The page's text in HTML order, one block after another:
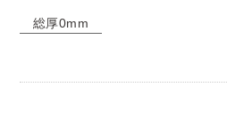
総厚0mm